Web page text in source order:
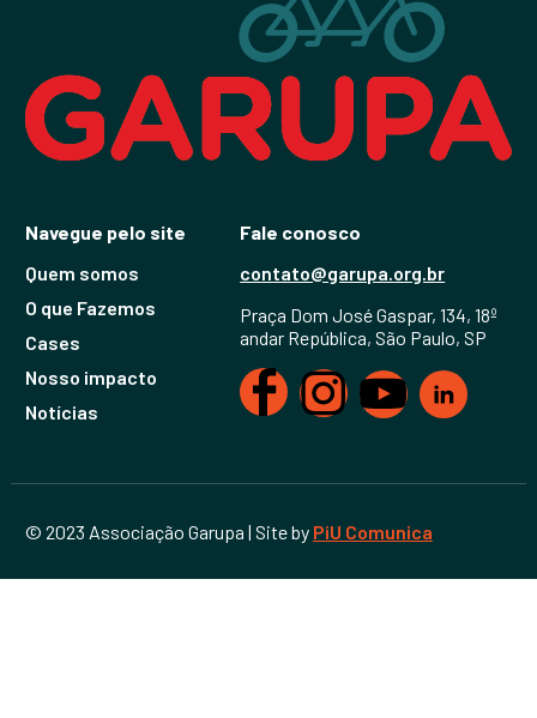
Navegue pelo site
Quem somos
O que Fazemos
Cases
Nosso impacto
Notícias
Fale conosco
contato@garupa.org.br
Praça Dom José Gaspar, 134, 18º
andar República, São Paulo, SP
© 2023 Associação Garupa | Site by PiU Comunica